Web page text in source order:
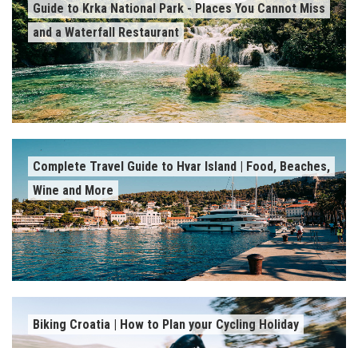
Guide to Krka National Park - Places You Cannot Miss
and a Waterfall Restaurant
Complete Travel Guide to Hvar Island | Food, Beaches,
Wine and More
Biking Croatia | How to Plan your Cycling Holiday